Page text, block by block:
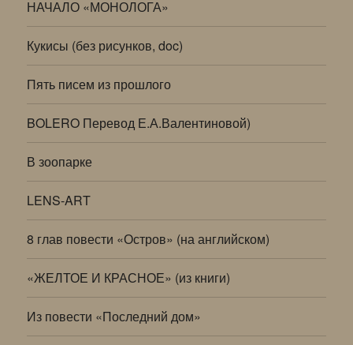
НАЧАЛО «МОНОЛОГА»
Кукисы (без рисунков, doc)
Пять писем из прошлого
BOLERO Перевод Е.А.Валентиновой)
В зоопарке
LENS-ART
8 глав повести «Остров» (на английском)
«ЖЕЛТОЕ И КРАСНОЕ» (из книги)
Из повести «Последний дом»